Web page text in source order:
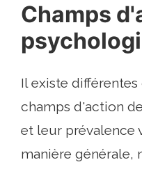
Champs
Il existe
champs d'action
et leur prévalence
manière générale,